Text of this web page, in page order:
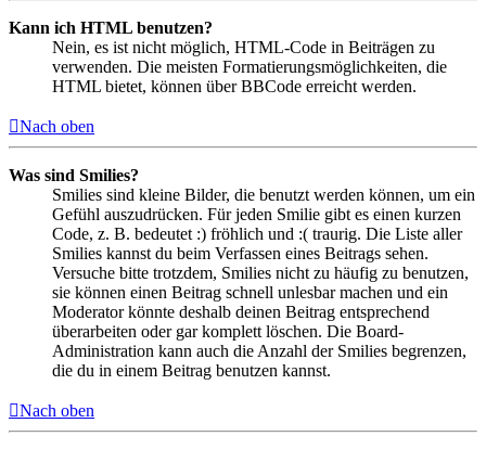
Kann ich HTML benutzen?
Nein, es ist nicht möglich, HTML-Code in Beiträgen zu
verwenden. Die meisten Formatierungsmöglichkeiten, die
HTML bietet, können über BBCode erreicht werden.
Nach oben
Was sind Smilies?
Smilies sind kleine Bilder, die benutzt werden können, um ein
Gefühl auszudrücken. Für jeden Smilie gibt es einen kurzen
Code, z. B. bedeutet :) fröhlich und :( traurig. Die Liste aller
Smilies kannst du beim Verfassen eines Beitrags sehen.
Versuche bitte trotzdem, Smilies nicht zu häufig zu benutzen,
sie können einen Beitrag schnell unlesbar machen und ein
Moderator könnte deshalb deinen Beitrag entsprechend
überarbeiten oder gar komplett löschen. Die Board-
Administration kann auch die Anzahl der Smilies begrenzen,
die du in einem Beitrag benutzen kannst.
Nach oben